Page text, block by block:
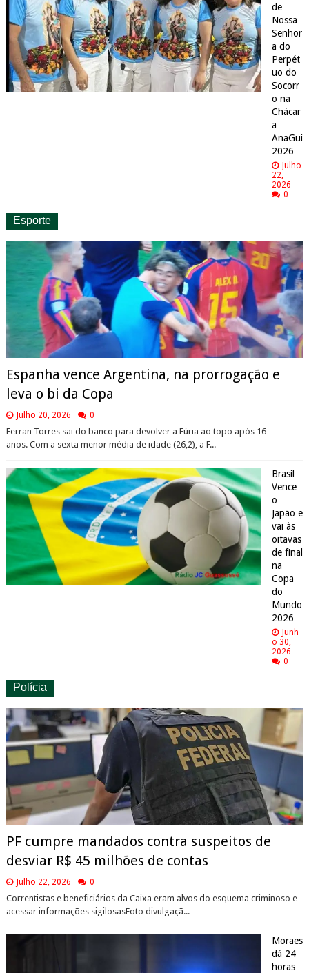
de
Nossa
Senhor
a do
Perpét
uo do
Socorr
o na
Chácar
a
AnaGui
2026
Julho
22,
2026
0
Esporte
Espanha vence Argentina, na prorrogação e
leva o bi da Copa
Julho 20, 2026 0
Ferran Torres sai do banco para devolver a Fúria ao topo após 16
anos. Com a sexta menor média de idade (26,2), a F...
Brasil
Vence
o
Japão e
vai às
oitavas
de final
na
Copa
do
Mundo
2026
Junh
o 30,
2026
0
Polícia
PF cumpre mandados contra suspeitos de
desviar R$ 45 milhões de contas
Julho 22, 2026 0
Correntistas e beneficiários da Caixa eram alvos do esquema criminoso e
acessar informações sigilosasFoto divulgaçã...
Moraes
dá 24
horas